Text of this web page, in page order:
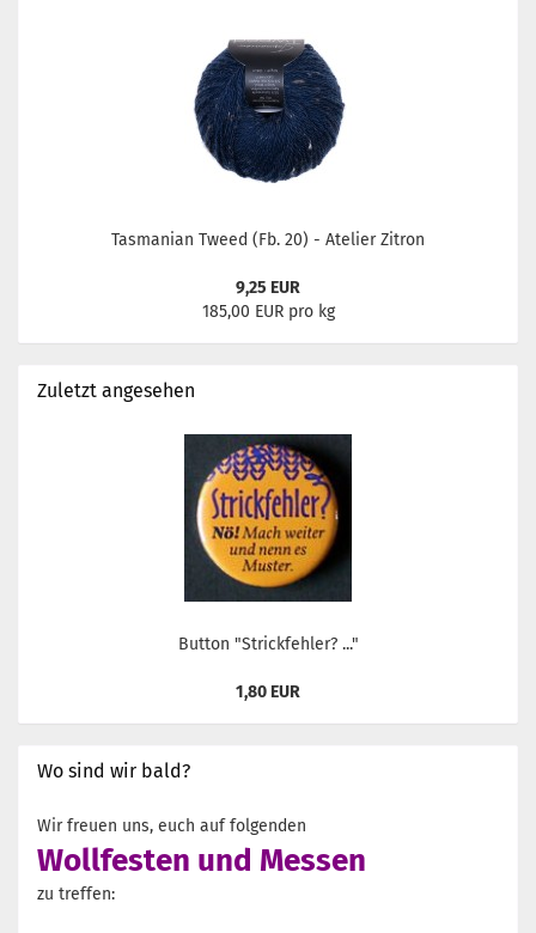
Tasmanian Tweed (Fb. 20) - Atelier Zitron
9,25 EUR
185,00 EUR pro kg
Zuletzt angesehen
Button "Strickfehler? ..."
1,80 EUR
Wo sind wir bald?
Wir freuen uns, euch auf folgenden
Wollfesten und Messen
zu treffen: